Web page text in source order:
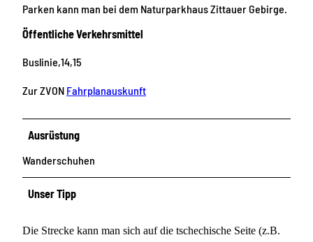
Parken kann man bei dem Naturparkhaus Zittauer Gebirge.
Öffentliche Verkehrsmittel
Buslinie,14,15
Zur ZVON Fahrplanauskunft
Ausrüstung
Wanderschuhen
Unser Tipp
Die Strecke kann man sich auf die tschechische Seite (z.B.